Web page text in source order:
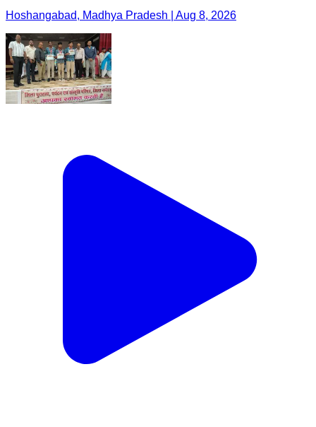
Hoshangabad, Madhya Pradesh | Aug 8, 2026